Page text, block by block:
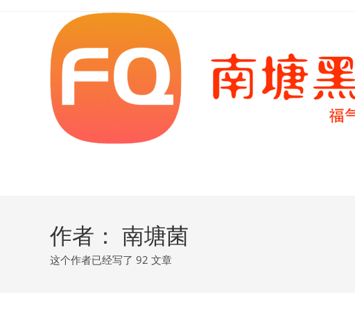
作者： 南塘菌
这个作者已经写了 92 文章